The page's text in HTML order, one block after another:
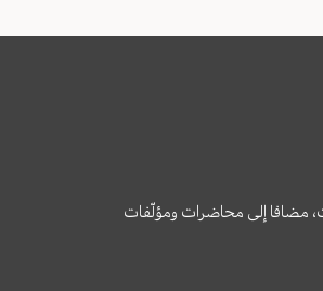
مضافا إلى محاضرات ومؤلّفات